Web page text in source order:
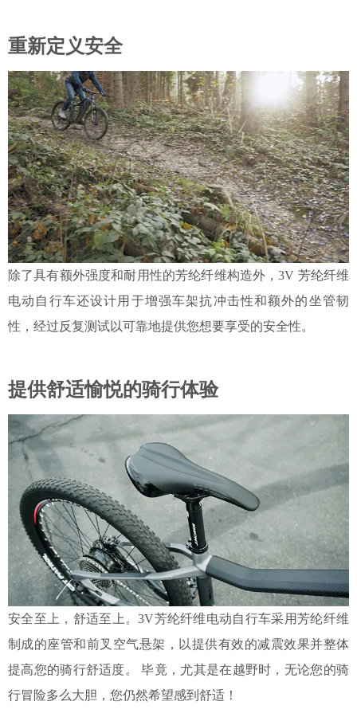
重新定义安全
除了具有额外强度和耐用性的芳纶纤维构造外，3V 芳纶纤维
电动自行车还设计用于增强车架抗冲击性和额外的坐管韧
性，经过反复测试以可靠地提供您想要享受的安全性。
提供舒适愉悦的骑行体验
安全至上，舒适至上。3V芳纶纤维电动自行车采用芳纶纤维
制成的座管和前叉空气悬架，以提供有效的减震效果并整体
提高您的骑行舒适度。 毕竟，尤其是在越野时，无论您的骑
行冒险多么大胆，您仍然希望感到舒适！